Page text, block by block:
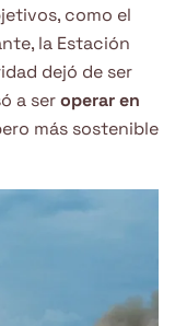
como el
la Estación
dejó de ser
a seroperar en
más sostenible